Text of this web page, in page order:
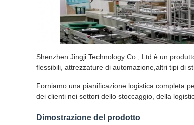
Shenzhen Jingji Technology Co., Ltd è un
flessibili, attrezzature di automazione,altri tipi di
Forniamo una pianificazione logistica completa
dei clienti nei settori dello stoccaggio, della
Dimostrazione del prodotto